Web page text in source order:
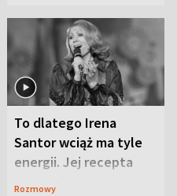
To dlatego Irena
Santor wciąż ma tyle
energii. Jej recepta
jest zaskakująco
Rozmowy